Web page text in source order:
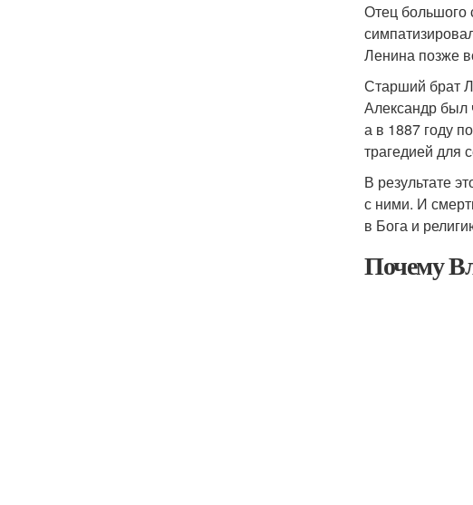
Отец большого
Ленина позже
Старший брат
Александр был
а в 1887 году
трагедией для
В результате
с ними. И
в Бога и
Почему